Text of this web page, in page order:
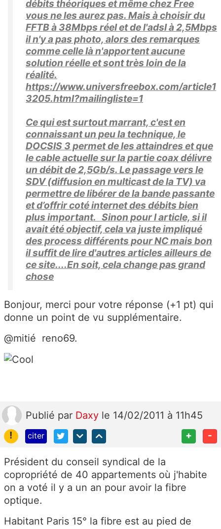
débits théoriques et même chez Free
vous ne les aurez pas. Mais à choisir du
FFTB à 38Mbps réel et de l'adsl à 2,5Mbps
il n'y a pas photo, alors des remarques
comme celle là n'apportent aucune
solution réelle et sont très loin de la
réalité.
https://www.universfreebox.com/article1
3205.html?mailingliste=1
Ce qui est surtout marrant, c'est en
connaissant un peu la technique, le
DOCSIS 3 permet de les attaindres et que
le cable actuelle sur la partie coax délivre
un débit de 2,5Gb/s. Le passage vers le
SDV (diffusion en multicast de la TV) va
permettre de libérer de la bande passante
et d’offrir coté internet des débits bien
plus important. Sinon pour l article, si il
avait été objectif, cela va juste impliqué
des process différents pour NC mais bon
il suffit de lire d'autres articles ailleurs de
ce site....En soit, cela change pas grand
chose
Bonjour, merci pour votre réponse (+1 pt) qui
donne un point de vu supplémentaire.
@mitié reno69.
Publié par Daxy le 14/02/2011 à 11h45
!
citer + -
Président du conseil syndical de la
copropriété de 40 appartements où j'habite
on a voté il y a un an pour avoir la fibre
optique.
Habitant Paris 15° la fibre est au pied de